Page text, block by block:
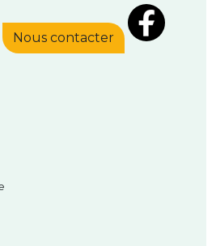
Nous contacter